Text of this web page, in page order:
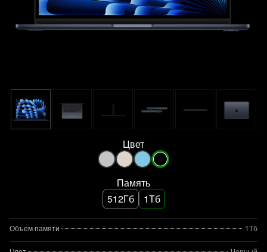
Цвет
Память
512Гб
1Тб
Объем памяти 1Тб